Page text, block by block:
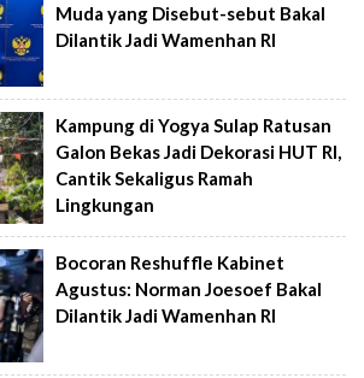
Muda yang Disebut-sebut Bakal
Dilantik Jadi Wamenhan RI
Kampung di Yogya Sulap Ratusan
Galon Bekas Jadi Dekorasi HUT RI,
Cantik Sekaligus Ramah
Lingkungan
Bocoran Reshuffle Kabinet
Agustus: Norman Joesoef Bakal
Dilantik Jadi Wamenhan RI